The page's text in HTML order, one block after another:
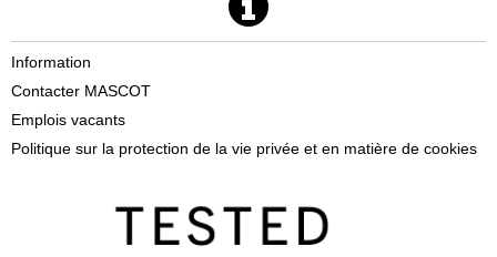
Information
Contacter MASCOT
Emplois vacants
Politique sur la protection de la vie privée et en matière de cookies